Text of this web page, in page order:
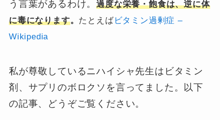
う言葉があるわけ。過度な栄養・飽食は、逆に体
に毒になります。 たとえばビタミン過剰症 –
Wikipedia
私が尊敬しているニハイシャ先生はビタミン
剤、サプリのボロクソを言ってました。以下
の記事、どうぞご覧ください。